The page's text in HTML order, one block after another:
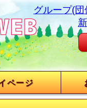
グループ(
ページ